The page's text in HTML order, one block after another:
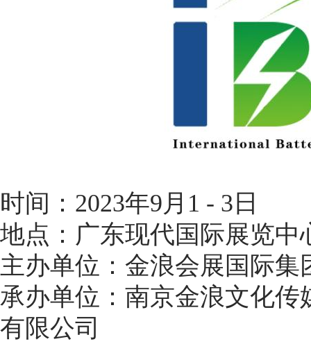
时间：2023年9月1 - 3日
地点：广东现代国际展览中
主办单位：金浪会展国际集
承办单位：南京金浪文化
有限公司